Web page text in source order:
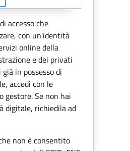
accesso che
con un'identità
online della
e dei privati
in possesso di
accedi con le
gestore. Se non hai
digitale, richiedila ad
non è consentito